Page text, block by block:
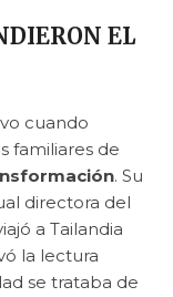
EL
cuando
familiares de
. Su
directora del
a Tailandia
la lectura
se trataba de